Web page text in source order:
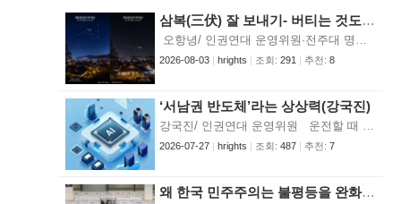
삼복(三伏) 잘 보내기- 버티는 것도 인생이다 -(오항녕)
오항녕/ 인권연대 운영위원·전주대 명예교수 오는 8월 7일은 가을에 들어선다는 입추(立秋)이다. 난 입추가 더위를 가시게 해주리라 믿지 않는다. 입추 뒤의 절기는 처서(處暑), 백로(白露)이다. 처서는 더위를 한 곳에 치워놓는다는 의미 정도이고, 백로는 새벽 기온이 떨어져 흰 이슬이 맺힌다는 뜻이다. 입추보다 처서는 지나야 더위가 가신다는 말이 그래서 나왔다. 예전에도 입추가 지나도 여름 무더위가 사람을 힘들게 했나 보다. 조선 중기 4대 문장가로 알려진 계곡(谿谷) 장유(張維, 1587~1638)의 시는 이 경험을 담고 있다. 입추 때 살짝 서늘한 기운이 돌자, 아, 이제 숙살(肅殺)의 기운이 돈다고 여겼나 보다. 숙살은 꽃피고 열매 맺은 뒤 사물이 새로운 생명을 피우기 전까지 사라지는 양상이다. 그래서 가을이 곧 숙살의 계절이 된다. 그런데 오히려 늙은 더위[老炎]가 사라지지 않고 끄떡없이 기승을 부리고, 작렬하는 태양[熾曝]이 지면을 다 태워버릴 기세였다. 이 어른이 얼마나 힘들었는지 그의 시를 일부를 감상해 보겠다. 《계곡집》 제25권에 나온다. 연못에는 실 같은 물결조차 일지 않고 淪池息纖紋 높은 나뭇가지 간들거림도 멈췄구나 高樹停調刁 가벼운 모시옷도 갑옷 입은 듯하며 輕絺若衽革 높은 집에 있어도 가마 속에 갇힌 듯 崇館如藏窰 계곡이 겪은 여름날의 사투가 시 곳곳에 핍진하다. 무슨 날이 바람 한 점 없단다. 연못에 가는 비단실 같은 물결도 일지 않는 것이다. 쉽게 흔들이는 큰 나무의 가지 역시 간들거리지조차 않는다. 모시옷은 가볍다. 여름에 입는 옷감인데, 일일이 다려 입어야 해서 ‘모시옷은 모시고 다닌다’라는 말이 있다. 그 모시옷이 천근만근 갑옷처럼 느껴진다. 혁(革)은 갑옷과 투구이다. ‘높은 집’이 정확히 무엇을 가리키는지 모르겠지만, 누각 같은 데를 말하는 듯하다. 좀 선선할까 해서 누각에 올라도 기와 굽는 가마 속에 있는 듯하였다. 하물며 나의 처소 낮은 데다 비좁아 而我處湫隘 누추한 골목길에 근근이 사는 처지라 陋巷甘簞瓢 붉은 해 종일 짧은 처마네 지글지글 赤日烘短簷 온몸이 녹아나며 기름땀에 범벅일세 爍體融脂 膋 한데 내 집은 밀집된 골목에 있으니, 그나마 바람도 통하지 않고 지열은 고스란히 견뎌야 한다. 좁은 집이라 처마도 짧으니 햇볕을 차단하기에 역부족이다. 그러니 몸이 녹아나며 체지방이 녹아내리는지 기름땀 범벅이다. 원래 료(膋)는 발기름이라고 해서 동물 뱃가죽 안쪽에 낀 지방덩어리를 말하지만, 여기서는 몸의 어떤 부위를 특별히 지칭하는 게 아니다. 어찌 옛 질병 도질까 따질 틈 있으리 寧論舊疾動 숨이 턱턱 막히면서 소갈증 생겼는데 渴肺成中痟 영락없이 시루 속 물고기 처지 되어 有如鬵中魚 이리 뒹굴 저리 뒹굴 볶이기 기다리네 宛轉待爛焦 컨디션이 나빠졌지만, 지병 걱정할 때가 아니다. 폐가 마르다 보니 소갈증이 생긴다. 계속 갈증이 나면 소갈[痟]이라고 표현하였다. 흔히 소갈을 당뇨라고도 하지만, 실제 소갈의 범위가 더 넓은 듯하다. 심(鬵)은 떡 찌는 시루이다. 시루는 밑에 구멍이 뚫려 있어, 수증기를 받아낼 수 있다. 그래서 콩나물을 키울 때도 사용하였다. 예전에 우리 할머니가 시루떡을 할 때면 솥 위에 시루를 걸고 밀가루를 이겨 솥과 시루 사이의 빈틈을 막은 뒤, 김이 모락모락 나도록 찌던 기억이 있다. 난(爛)은 폭 익어 살점도 보이지 않게 된 상태를 말한다. 고기를 곤다고 할 때 그 느낌이다. 초(焦)는 콩 볶듯이 달달 볶는 것이다. 흐르는 땀 훔치고 창틀에 기대어도 揮汗倚牕欞 가쁘게 몰아쉬는 숨소리 헉헉거릴 뿐 急喘聲嘵嘵 밤 들어 더욱 극성인 이놈의 찜통더위 入夜轉欝蒸 남은 늦더위는 언제쯤 사라질런고 殘暑何曾消 돗자리 펴보지만 정말 그냥 해보는 짓 枕簟諒徒設 이리 뒤척 저리 뒤척 짧은 밤 지새우며 轉輾徹短宵 머리 들어 푸른 하늘에 하소연하며 擧頭呼蒼天 미리 북두칠성 자루를 돌려놓고 싶구나 徑欲斡斗杓 어쩌랴, 땀 닦고 혹여 바람이 들어올까 창문에 기대며 헉헉거릴 뿐이다. 그나마 돗자리가 위안이다. 대나무로 만들어 살갗에 닿으면 시원하다. 죽부인이 그래서 나왔는데, 나도 하나 가지고 있어 가끔 사용한다. [사진 1: 전주 한옥마을에서 본 여름과 겨울, 북두칠성의 위치. ChatGPT가 생성해 주었다.] 빌 데는 하늘뿐이다. 마지막 구절의 북두칠성 자루를 돌려놓는다는 말은 세 가지 해석이 가능하다. 첫째는, 북두칠성이 물 뜨는 바가지 모양이니까, 물을 담아 쏟아지게 했으면 좋겠다는 뜻도 있을 듯하다. 둘째, 여름이 지나 가을이 되면 북두칠성의 자루가 위치가 바뀌기 때문이 아닌가 한다. 다만, 계절에 따라 북두칠성이 낮아지기는 해도 자루가 돌아가지는 않는다는 점에서 이 해석의 약점이 있다. 셋째, 돗자리 펴고 자려는데 열대야로 더워서 잠을 못 이루는 상황과 연결하여, 빨리 밤이 지나갔으면 하는 바람을 담은 구절로 볼 수 있다. [사진 2: 전주 한옥마을에서 본 여름 저녁과 새벽까지 북두칠성의 위치. 역시 ChatGPT가 생성해 주었다.] 계곡의 시를 읽고 더 더워졌다고 느끼신다면 송구하다. 당초 의도는 계곡의 고통을 보면서 위로받자는 고약한 심보였다. 더위를 더위로 다스린다는 이열치열이라는 말도 있지 않은가! 그래서 삼복에는 삼계탕, 추어탕 등 주로 펄펄 끓인 탕(湯)류를 먹는다. 덥다고 자꾸 찬 걸 먹어서 속이 차가워지면 탈이 나니까 탕을 먹고 보(補)하라는 것이다. 더우면 화(火)가 날 때처럼 마음이 촉급해지고 쉽게 짜증을 낸다. 그러니 운동해서 땀을 내고 하면서 마음을 챙기자. 처서가 올 때까지 가능한 술은 자제하자. 계곡이 시를 쓰며 견뎠듯이 우리도 시를 써보든지 하면서. 추신 1) 산책을 다녀왔다. 저녁 8시 아파트 단지는 뜨듯하다. 100여 미터 동산 옆 작은 숲길, 천변으로 들어서니 달라졌다. ‘도저히 못 자겠다’에서, ‘이 정도면 잠은 자겠다’로. 우리는 이 문명을 다시 디자인해야 한다. 그늘 한 점 아쉬운 한여름에 가로수 가지 치는 짓부터 멈추고, 제발 삼복에는 학술회의 같은 거 하지 말자. 2) 요즘 인권연대는 수도권과 호남권 교도소에서 평화인문학 강좌를 열고 있다. 이번 주는 수원구치소에서 열린다. 교도소에도 에어컨을 설치하자는 주장에 대해 반대하는 회원도 계실 것이다. 다만 묻고 싶다. 교도소의 더위로 인한 고통이 이 사회의 평온과 공존에 도움이 될까?
2026-08-03 | hrights | 조회: 291 | 추천: 8
‘서남권 반도체’라는 상상력(강국진)
강국진/ 인권연대 운영위원 운전할 때 아내가 자주 농담 반 진담 반으로 하는 얘기가 있다. 왜 서울만 벗어나면 길을 잘 찾는 것일까. 뒤집어 얘기하면 서울 시내 도로에선 틈만 나면 길을 잃고 방황한다. 서울에서 30년 넘게 살고 있고, 그 가운데 20년가량 같은 동네에서 살았는데도 동네 주변에서 길을 헤맬 때가 많다. 나름대로 변명을 하자면 서울은 여전히 ‘내 도시’가 아니기 때문이겠다. 인구 천만 도시인 서울은 길을 나설 때마다 새롭고 낯설고, 어색하다. 솔직히 서울이라는 도시 자체에 큰 애정이 없다. 서울은 내 고향이 아니다. 내가 죽을 때까지 서울에서 살아야 한다고 생각하면 그다지 행복한 느낌도 들지 않는다. 전생에 무슨 죄를 지었는지 알 수 없지만 나는 서울과 너무 깊이 얽혀버렸을 뿐이다. 복잡하고 번잡한 서울보다는, 오히려 고등학교 시절을 보냈던 전주가 훨씬 더 애정이 간다. 전주는 너무 작지도 않고 크지도 않은 적당히 아담한 도시다. 서울보다 공기도 훨씬 맑다. 무엇보다도, 프로축구 K리그 10회 우승에 빛나는 전북현대가 있는 곳이다(오오렐레~). 수십 년을 살았으나 여전히 나는 일자리를 위해 서울에서 사는 ‘이주노동자’일 뿐이다. 그러고 보니 코엑스나 롯데타워 같은 공간보다 경복궁이나 창덕궁에 더 관심이 많다. 경리단길이나 용리단길보다도 지금은 사라져 버린 피맛골을 더 가깝게 느꼈다. 서울에 얼마 되지도 않는 관심조차 지금 서울보다 500년 전 한양이나 1500년 전 위례성에 더 애정 어린 눈길이 간다. 서울에 사는 장삼이사 가운데 적지 않은 사람들이 내 넋두리에 공감해 줄 것이라 믿는다. 요즘이야 다르지만 내 대학 시절 동기와 선후배들 가운데 절반 이상이 ‘지방 출신’이었다. 베이비붐 세대가 일자리와 학교를 찾아 서울로 물밀듯이 밀려들던 때였다. 물정 모르는 서울 출신이 부산 출신한테 ‘시골에서 왔구나’라는 망언을 했을 때 함께 분노해줄 사람이 우리 과 전체에 절반 이상은 됐다. (물론 나는 그런 말에 전혀 기분 나쁘지 않았다. 오히려, 내 고향 깡촌이 부산과 동급이 됐다는 게 흐뭇한 기분이었다.) AI 생성 이미지 요즘에는 지방국립대가 서울에 있는 여느 대학보다도 더 낮은 대접을 받는다는 얘길 듣고 꽤 놀랐던 기억이 난다. 세간의 평가가 그리된 게 사실 오래된 건 아니다. 부산대가 전국 통틀어 다섯 손가락 안에 너끈히 들던 때가 있었다. 부산대가 뭔가 잘못해서 상황이 이렇게 된 건 물론 아니다. 비유하자면, 50년 전 한강 이남 말죽거리에서 논일하던 농부들의 선견지명 덕분에 오늘날 서울 강남구가 탄생한 게 아닌 것과 마찬가지다. 산업정책은 필연적으로 선별적이다. 모든 기업이 공평하게 실적을 올려서 평등하게 대기업이 된다는 건 상상 속에서도 불가능하다. 우수한 입지조건을 갖춘 지역으로 기업과 일자리가 몰리는 것 역시 불가피한 측면이 있다. 그럼에도 특정 지역이나 특정 집단에 인구와 경제가 지나치게 밀집되면 그 자체로 비효율적인 상황이 될 수밖에 없다. 임계치를 넘어선 집중과 불평등은 경제적 효율성까지도 갉아먹으며 나라 전체의 혁신을 가로막는다. 대한민국에서 서울과 수도권이 딱 그런 경우가 아닐까 싶다. 그런 면에서 본다면, 정부가 나서서 균형발전을 도모하는 건 산업정책을 위해서도 바람직하다고 생각한다. 이재명 정부가 ‘서남권 반도체’라는 산업정책을 들고나왔다. 다양한 논의가 이어지고 있다. 반도체 관련 논의는 논외로 치더라도, 대공황 당시 케인스가 강조했던 ‘유효수요 창출’이라는 관점에서 본다면 수도권에서 벗어난 지역에서도 좋은 일자리를 만들어내는 건 꽤 의미 있는 일이니 지지해주고 싶다. 그에 더해, 젊은이들이 수도권만 바라보지 않고도 꿈꿀 수 있다면 국민 행복을 위해서도 가치 있지 않을까 싶다. 강국진 위원은 현재 서울신문 재직 중입니다.
2026-07-27 | hrights | 조회: 487 | 추천: 7
왜 한국 민주주의는 불평등을 완화하지 못했나? (1)(권혁용)